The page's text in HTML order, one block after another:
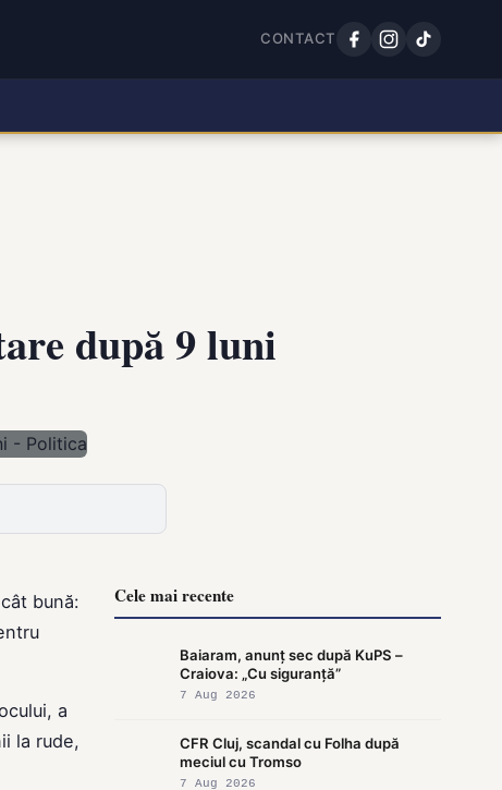
CONTACT
după 9 luni
bună:
a
la rude,
Cele mai recente
Baiaram, anunț sec după KuPS –
Craiova: „Cu siguranță”
7 Aug 2026
CFR Cluj, scandal cu Folha după
meciul cu Tromso
7 Aug 2026